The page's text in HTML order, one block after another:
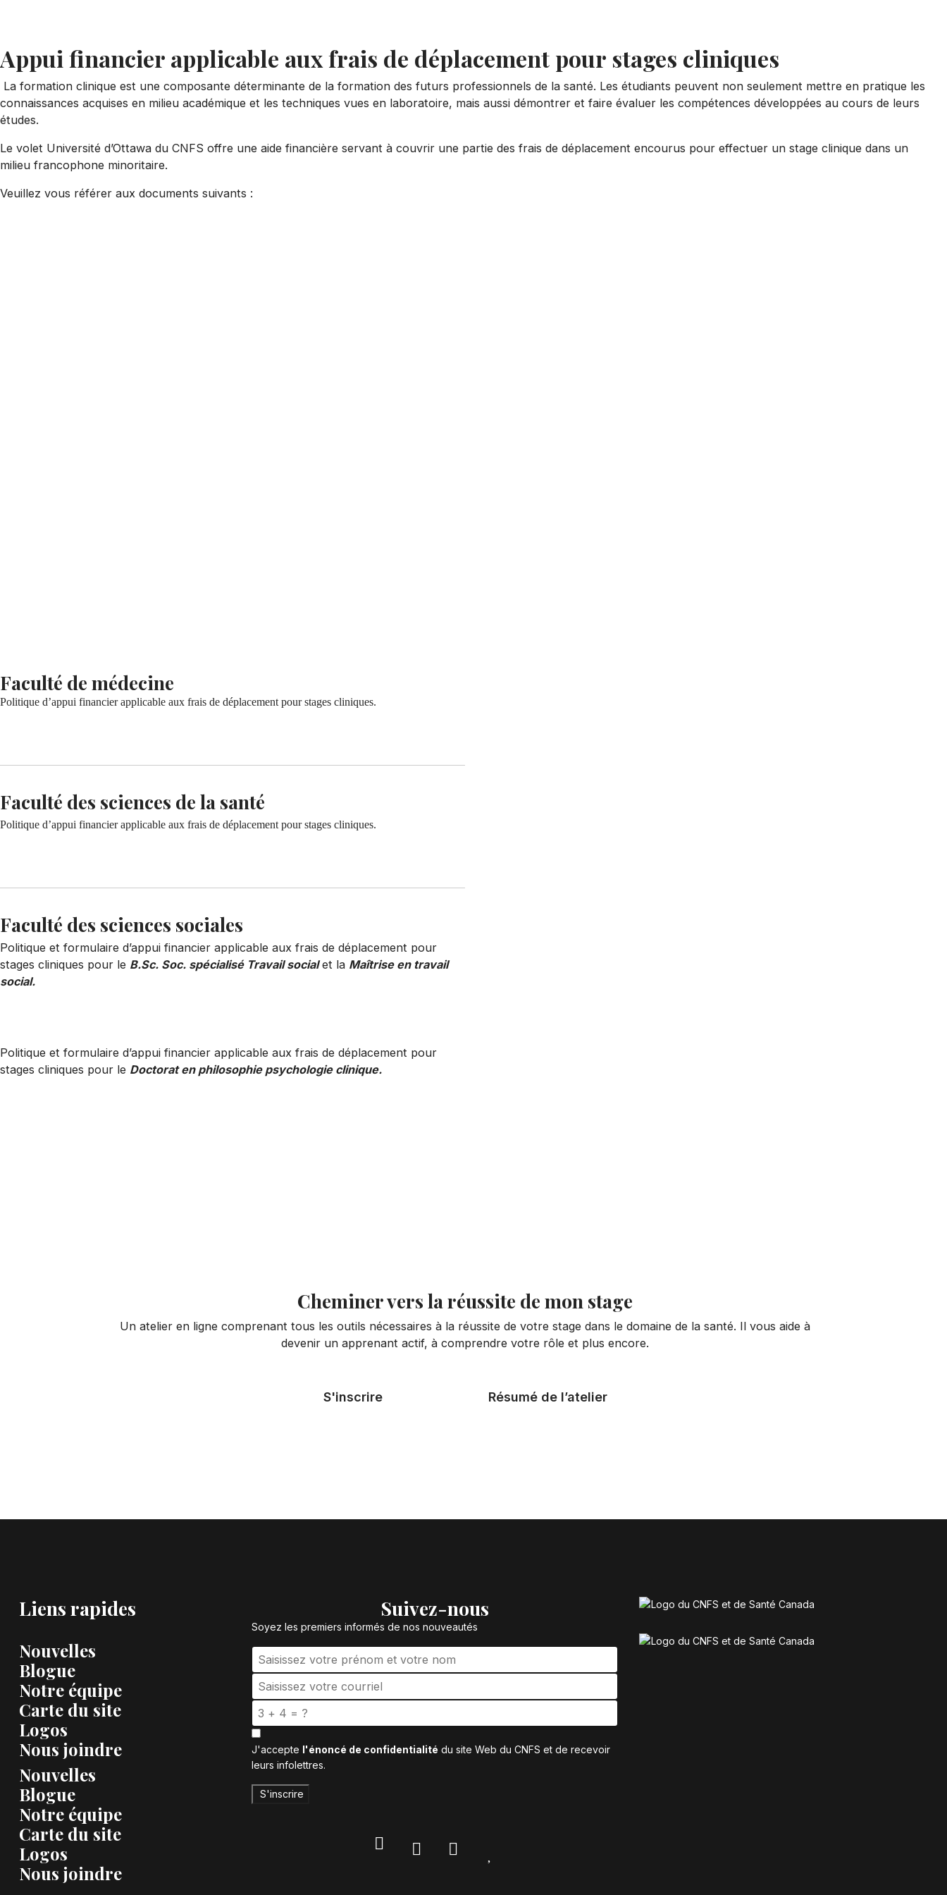
Appui financier applicable aux frais de déplacement pour stages cliniques
La formation clinique est une composante déterminante de la formation des futurs professionnels de la santé. Les étudiants peuvent non seulement mettre en pratique les
connaissances acquises en milieu académique et les techniques vues en laboratoire, mais aussi démontrer et faire évaluer les compétences développées au cours de leurs
études.
Le volet Université d’Ottawa du CNFS offre une aide financière servant à couvrir une partie des frais de déplacement encourus pour effectuer un stage clinique dans un
milieu francophone minoritaire.
Veuillez vous référer aux documents suivants :
Faculté de médecine
Politique d’appui financier applicable aux frais de déplacement pour stages cliniques.
Faculté des sciences de la santé
Politique d’appui financier applicable aux frais de déplacement pour stages cliniques.
Faculté des sciences sociales
Politique et formulaire d’appui financier applicable aux frais de déplacement pour
stages cliniques pour le B.Sc. Soc. spécialisé Travail social et la Maîtrise en travail
social.
Politique et formulaire d’appui financier applicable aux frais de déplacement pour
stages cliniques pour le Doctorat en philosophie psychologie clinique.
Cheminer vers la réussite de mon stage
Un atelier en ligne comprenant tous les outils nécessaires à la réussite de votre stage dans le domaine de la santé. Il vous aide à
devenir un apprenant actif, à comprendre votre rôle et plus encore.
S'inscrire Résumé de l’atelier
Liens rapides
Nouvelles
Blogue
Notre équipe
Carte du site
Logos
Nous joindre
Nouvelles
Blogue
Notre équipe
Carte du site
Logos
Nous joindre
Suivez-nous
Soyez les premiers informés de nos nouveautés
J'accepte l'énoncé de confidentialité du site Web du CNFS et de recevoir
leurs infolettres.
S'inscrire